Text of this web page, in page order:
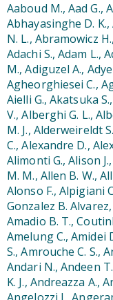
Aaboud M., Aad G.,
Abhayasinghe D. K.,
N. L., Abramowicz
Adachi S., Adam L.,
M., Adiguzel A.,
Agheorghiesei C.,
Aielli G., Akatsuka
V., Alberghi G. L.,
M. J., Alderweireldt
C., Alexandre D.,
Alimonti G., Alison
M. M., Allen B. W.,
Alonso F., Alpigiani
Gonzalez B.
Amadio B. T.,
Amelung C., Amidei
S., Amrouche C. S.,
Andari N., Andeen
K. J., Andreazza A.,